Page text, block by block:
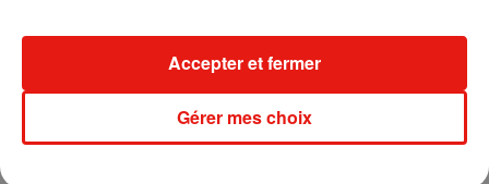
Ariana Grande se libère dans son nouvel
Gérer mes choix
Accepter et fermer